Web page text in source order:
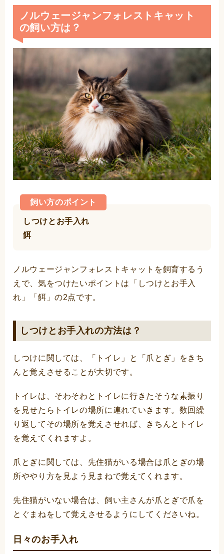
ノルウェージャンフォレストキャット
の飼い方は？
飼い方のポイント
しつけとお手入れ
餌
ノルウェージャンフォレストキャットを飼育するう
えで、気をつけたいポイントは「しつけとお手入
れ」「餌」の2点です。
しつけとお手入れの方法は？
しつけに関しては、「トイレ」と「爪とぎ」をきち
んと覚えさせることが大切です。
トイレは、そわそわとトイレに行きたそうな素振り
を見せたらトイレの場所に連れていきます。数回繰
り返してその場所を覚えさせれば、きちんとトイレ
を覚えてくれますよ。
爪とぎに関しては、先住猫がいる場合は爪とぎの場
所ややり方を見よう見まねで覚えてくれます。
先住猫がいない場合は、飼い主さんが爪とぎで爪を
とぐまねをして覚えさせるようにしてくださいね。
日々のお手入れ